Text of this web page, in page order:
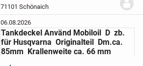
mmZustand siehe Bilder
71101 Schönaich
06.08.2026
Tankdeckel Använd Mobiloil D zb.
für Husqvarna Originalteil Dm.ca.
85mm Krallenweite ca. 66 mm